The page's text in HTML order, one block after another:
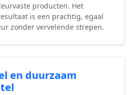
producten. Het
is een prachtig, egaal
zonder vervelende strepen.
en duurzaam